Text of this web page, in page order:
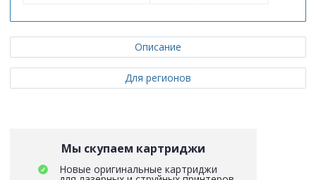
Описание
Для регионов
Мы скупаем картриджи
Новые оригинальные картриджи